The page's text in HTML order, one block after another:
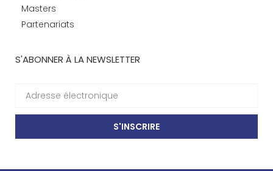
Masters
Partenariats
S'ABONNER À LA NEWSLETTER
S'INSCRIRE